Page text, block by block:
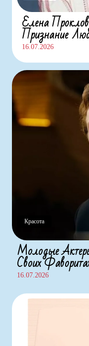
Елена
Признание
16.07.2026
Красота
Молодые
Своих
16.07.2026